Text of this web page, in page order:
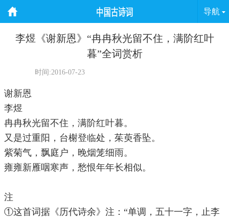
导航
李煜《谢新恩》“冉冉秋光留不住，满阶红叶
暮”全词赏析
时间:2016-07-23
谢新恩
李煜
冉冉秋光留不住，满阶红叶暮。
又是过重阳，台榭登临处，茱萸香坠。
紫菊气，飘庭户，晚烟笼细雨。
雍雍新雁咽寒声，愁恨年年长相似。
注
①这首词据《历代诗余》注：“单调，五十一字，止李